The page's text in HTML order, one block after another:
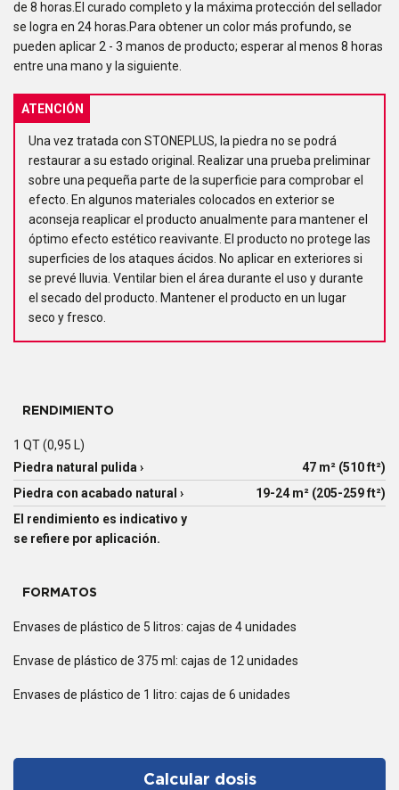
de 8 horas.El curado completo y la máxima protección del sellador
se logra en 24 horas.Para obtener un color más profundo, se
pueden aplicar 2 - 3 manos de producto; esperar al menos 8 horas
entre una mano y la siguiente.
ATENCIÓN
Una vez tratada con STONEPLUS, la piedra no se podrá
restaurar a su estado original. Realizar una prueba preliminar
sobre una pequeña parte de la superficie para comprobar el
efecto. En algunos materiales colocados en exterior se
aconseja reaplicar el producto anualmente para mantener el
óptimo efecto estético reavivante. El producto no protege las
superficies de los ataques ácidos. No aplicar en exteriores si
se prevé lluvia. Ventilar bien el área durante el uso y durante
el secado del producto. Mantener el producto en un lugar
seco y fresco.
RENDIMIENTO
1 QT (0,95 L)
Piedra natural pulida ›
47 m² (510 ft²)
Piedra con acabado natural ›
19-24 m² (205-259 ft²)
El rendimiento es indicativo y
se refiere por aplicación.
FORMATOS
Envases de plástico de 5 litros: cajas de 4 unidades
Envase de plástico de 375 ml: cajas de 12 unidades
Envases de plástico de 1 litro: cajas de 6 unidades
Calcular dosis